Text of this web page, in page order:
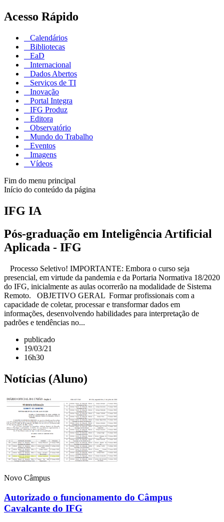
Acesso Rápido
Calendários
Bibliotecas
EaD
Internacional
Dados Abertos
Serviços de TI
Inovação
Portal Integra
IFG Produz
Editora
Observatório
Mundo do Trabalho
Eventos
Imagens
Vídeos
Fim do menu principal
Início do conteúdo da página
IFG IA
Pós-graduação em Inteligência Artificial
Aplicada - IFG
Processo Seletivo! IMPORTANTE: Embora o curso seja
presencial, em virtude da pandemia e da Portaria Normativa 18/2020
do IFG, inicialmente as aulas ocorrerão na modalidade de Sistema
Remoto. OBJETIVO GERAL Formar profissionais com a
capacidade de coletar, processar e transformar dados em
informações, desenvolvendo habilidades para interpretação de
padrões e tendências no...
publicado
19/03/21
16h30
Notícias (Aluno)
Novo Câmpus
Autorizado o funcionamento do Câmpus
Cavalcante do IFG